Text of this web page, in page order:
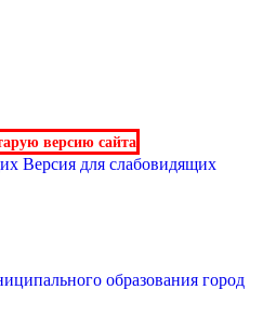
версию сайта
Версия для слабовидящих
образования город